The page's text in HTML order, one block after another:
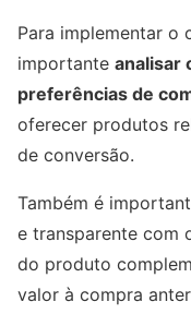
Para implementar o
importante analisar
preferências de
oferecer produtos
de conversão.
Também é
e transparente com
do produto
valor à compra